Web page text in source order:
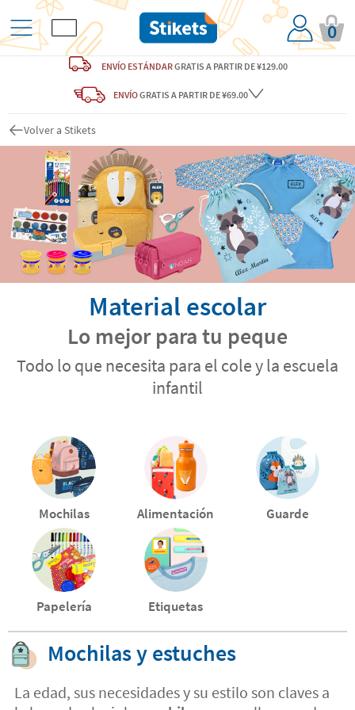
0
ENVÍO ESTÁNDARGRATIS A PARTIR DE ¥129.00
ENVÍOGRATIS A PARTIR DE ¥69.00
Volver a Stikets
Material escolar
Lo mejor para tu peque
Todo lo que necesita para el cole y la escuela
infantil
Mochilas Alimentación Guarde
Papelería Etiquetas
Mochilas y estuches
La edad, sus necesidades y su estilo son claves a